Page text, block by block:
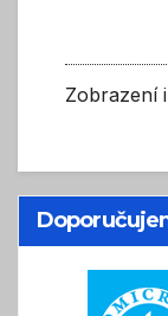
Zobrazení